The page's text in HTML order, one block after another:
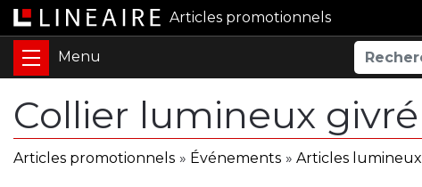
Articles promotionnels
Collier lumineux givré
Articles promotionnels » Événements » Articles lumineux